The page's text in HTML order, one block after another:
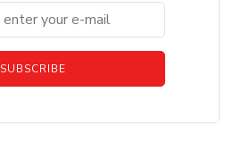
SUBSCRIBE